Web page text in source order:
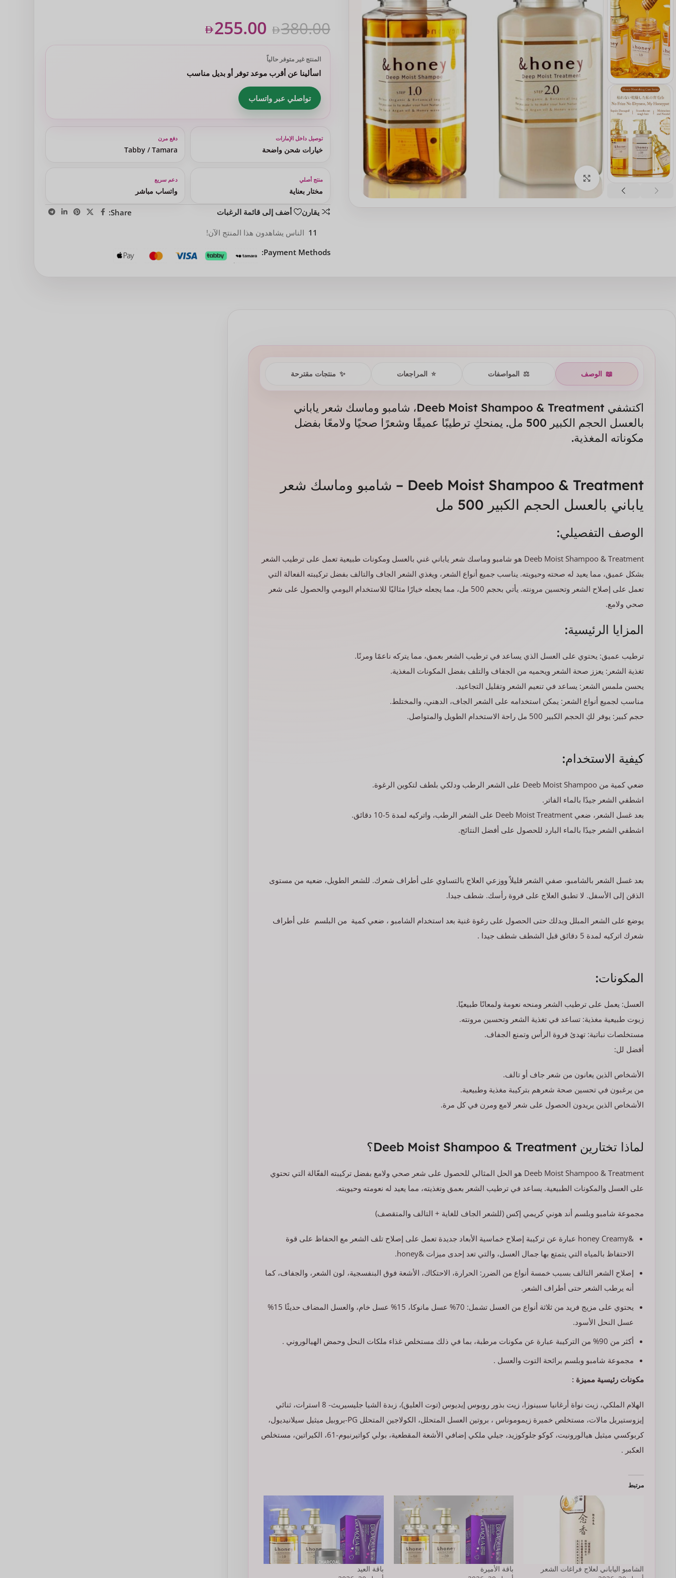
380.00
255.00
المنتج غير متوفر حالياً
اسألينا عن أقرب موعد توفر أو بديل مناسب
تواصلي عبر واتساب
توصيل داخل الإمارات
خيارات شحن واضحة
دفع مرن
Tabby / Tamara
منتج أصلي
مختار بعناية
دعم سريع
واتساب مباشر
يقارن أضف إلى قائمة الرغبات Share:
11 الناس يشاهدون هذا المنتج الآن!
Payment Methods:
📖 الوصف ⚖️ المواصفات ⭐ المراجعات ✨ منتجات مقترحة
اكتشفي Deeb Moist Shampoo & Treatment، شامبو وماسك شعر ياباني
بالعسل الحجم الكبير 500 مل. يمنحكِ ترطيبًا عميقًا وشعرًا صحيًا ولامعًا بفضل
مكوناته المغذية.
Deeb Moist Shampoo & Treatment – شامبو وماسك شعر
ياباني بالعسل الحجم الكبير 500 مل
الوصف التفصيلي:
Deeb Moist Shampoo & Treatment هو شامبو وماسك شعر ياباني غني بالعسل ومكونات طبيعية تعمل على ترطيب الشعر
بشكل عميق، مما يعيد له صحته وحيويته. يناسب جميع أنواع الشعر، ويغذي الشعر الجاف والتالف بفضل تركيبته الفعالة التي
تعمل على إصلاح الشعر وتحسين مرونته. يأتي بحجم 500 مل، مما يجعله خيارًا مثاليًا للاستخدام اليومي والحصول على شعر
صحي ولامع.
المزايا الرئيسية:
ترطيب عميق: يحتوي على العسل الذي يساعد في ترطيب الشعر بعمق، مما يتركه ناعمًا ومرنًا.
تغذية الشعر: يعزز صحة الشعر ويحميه من الجفاف والتلف بفضل المكونات المغذية.
يحسن ملمس الشعر: يساعد في تنعيم الشعر وتقليل التجاعيد.
مناسب لجميع أنواع الشعر: يمكن استخدامه على الشعر الجاف، الدهني، والمختلط.
حجم كبير: يوفر لكِ الحجم الكبير 500 مل راحة الاستخدام الطويل والمتواصل.
كيفية الاستخدام:
ضعي كمية من Deeb Moist Shampoo على الشعر الرطب ودلكي بلطف لتكوين الرغوة.
اشطفي الشعر جيدًا بالماء الفاتر.
بعد غسل الشعر، ضعي Deeb Moist Treatment على الشعر الرطب، واتركيه لمدة 5-10 دقائق.
اشطفي الشعر جيدًا بالماء البارد للحصول على أفضل النتائج.
بعد غسل الشعر بالشامبو، صفي الشعر قليلاً ووزعي العلاج بالتساوي على أطراف شعرك. للشعر الطويل، ضعيه من مستوى
الذقن إلى الأسفل. لا تطبق العلاج على فروة رأسك. شطف جيدا.
يوضع على الشعر المبلل ويدلك حتى الحصول على رغوة غنية بعد استخدام الشامبو ، ضعي كمية من البلسم على أطراف
شعرك اتركيه لمدة 5 دقائق قبل الشطف شطف جيدا .
المكونات:
العسل: يعمل على ترطيب الشعر ومنحه نعومة ولمعانًا طبيعيًا.
زيوت طبيعية مغذية: تساعد في تغذية الشعر وتحسين مرونته.
مستخلصات نباتية: تهدئ فروة الرأس وتمنع الجفاف.
أفضل لل:
الأشخاص الذين يعانون من شعر جاف أو تالف.
من يرغبون في تحسين صحة شعرهم بتركيبة مغذية وطبيعية.
الأشخاص الذين يريدون الحصول على شعر لامع ومرن في كل مرة.
لماذا تختارين Deeb Moist Shampoo & Treatment؟
Deeb Moist Shampoo & Treatment هو الحل المثالي للحصول على شعر صحي ولامع بفضل تركيبته الفعّالة التي تحتوي
على العسل والمكونات الطبيعية. يساعد في ترطيب الشعر بعمق وتغذيته، مما يعيد له نعومته وحيويته.
مجموعة شامبو وبلسم أند هوني كريمي إكس (للشعر الجاف للغاية + التالف والمتقصف)
&honey Creamy عبارة عن تركيبة إصلاح خماسية الأبعاد جديدة تعمل على إصلاح تلف الشعر مع الحفاظ على قوة
الاحتفاظ بالمياه التي يتمتع بها جمال العسل، والتي تعد إحدى ميزات &honey.
إصلاح الشعر التالف بسبب خمسة أنواع من الضرر: الحرارة، الاحتكاك، الأشعة فوق البنفسجية، لون الشعر، والجفاف، كما
أنه يرطب الشعر حتى أطراف الشعر.
يحتوي على مزيج فريد من ثلاثة أنواع من العسل تشمل: 70% عسل مانوكا، 15% عسل خام، والعسل المضاف حديثًا 15%
عسل النحل الأسود.
أكثر من 90% من التركيبة عبارة عن مكونات مرطبة، بما في ذلك مستخلص غذاء ملكات النحل وحمض الهيالوروني .
مجموعة شامبو وبلسم برائحة التوت والعسل .
مكونات رئيسية مميزة :
الهلام الملكي، زيت نواة أرغانيا سبينوزا، زيت بذور روبوس إيديوس (توت العليق)، زبدة الشيا جليسيريث- 8 استرات، ثنائي
إيزوستيريل مالات، مستخلص خميرة زيموموناس ، بروتين العسل المتحلل، الكولاجين المتحلل PG-بروبيل ميثيل سيلانيديول،
كربوكسي ميثيل هيالورونيت، كوكو جلوكوزيد، جيلي ملكي إضافي الأشعة المقطعية، بولي كواتيرنيوم-61، الكيراتين، مستخلص
العكبر .
مرتبط
الشامبو الياباني لعلاج فراغات الشعر
باقة الأميرة
باقة العيد